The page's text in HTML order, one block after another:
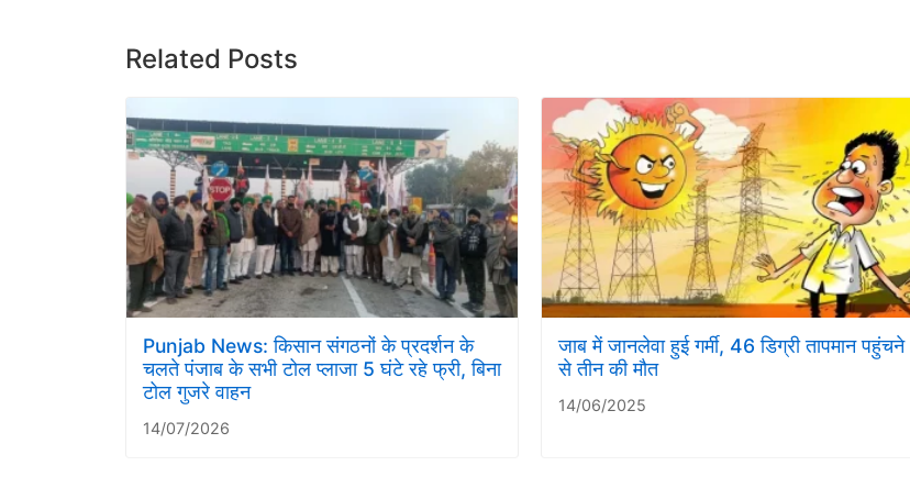
Related Posts
Punjab News: किसान संगठनों के प्रदर्शन के
चलते पंजाब के सभी टोल प्लाजा 5 घंटे रहे फ्री, बिना
टोल गुजरे वाहन
14/07/2026
जाब में जानलेवा हुई गर्मी, 46 डिग्री तापमान पहुंचने
से तीन की मौत
14/06/2025